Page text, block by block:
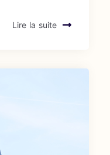
Lire la suite